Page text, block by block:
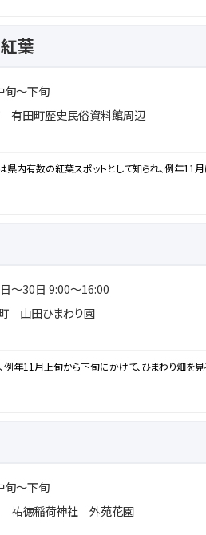
葉
旬～下旬
有田町歴史民俗資料館周辺
内有数の紅葉スポットとして知られ、例年11
～30日 9:00～16:00
山田ひまわり園
例年11月上旬から下旬にかけて、ひまわり畑を見
旬～下旬
祐徳稲荷神社 外苑花園